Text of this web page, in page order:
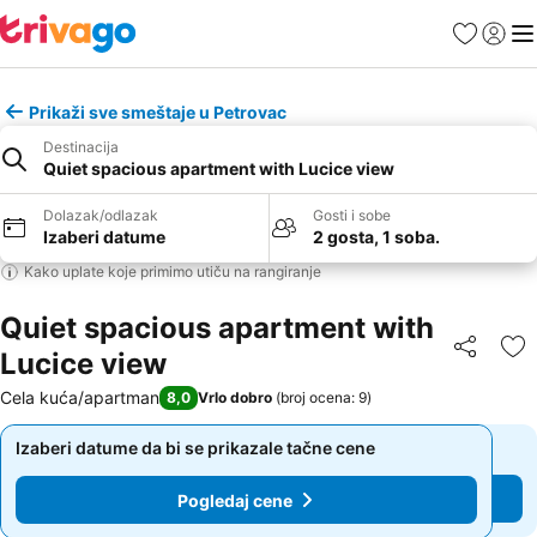
FavoritiPrijavi
Prikaži sve smeštaje u Petrovac
Destinacija
Quiet spacious apartment with Lucice view
Dolazak/odlazak
Izaberi datume
Gosti i sobe
2 gosta, 1 soba.
Kako uplate koje primimo utiču na rangiranje
Quiet spacious apartment with
Lucice view
Deli
Cela kuća/apartman 8,0 Vrlo dobro (broj ocena: 9)
Izaberi datume da bi se prikazale tačne cene
Pogledaj cene
Izaberi datume da bi se prikazale tačne cene
Pogledaj cene